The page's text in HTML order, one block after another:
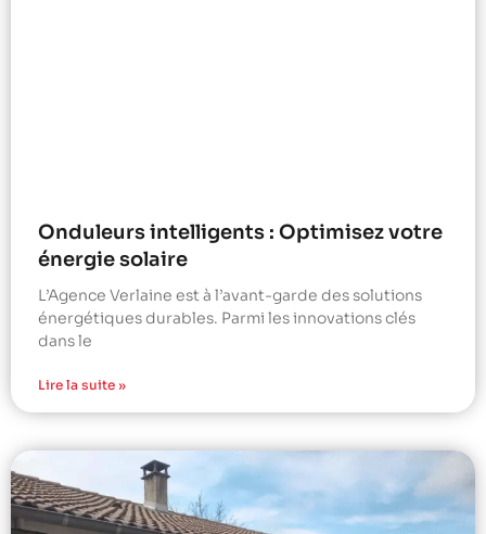
Onduleurs intelligents : Optimisez votre
énergie solaire
L’Agence Verlaine est à l’avant-garde des solutions
énergétiques durables. Parmi les innovations clés
dans le
Lire la suite »